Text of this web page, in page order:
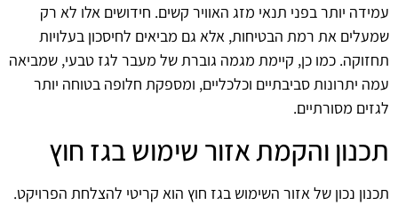
עמידה יותר בפני תנאי מזג האוויר קשים. חידושים אלו לא רק
שמעלים את רמת הבטיחות, אלא גם מביאים לחיסכון בעלויות
תחזוקה. כמו כן, קיימת מגמה גוברת של מעבר לגז טבעי, שמביאה
עמה יתרונות סביבתיים וכלכליים, ומספקת חלופה בטוחה יותר
לגזים מסורתיים.
תכנון והקמת אזור שימוש בגז חוץ
תכנון נכון של אזור השימוש בגז חוץ הוא קריטי להצלחת הפרויקט.